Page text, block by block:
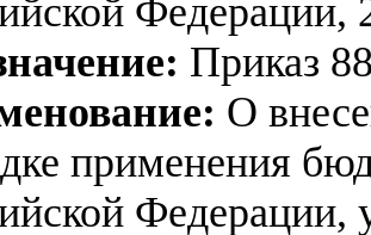
Федерации,
Приказ
О
применения
Федерации,